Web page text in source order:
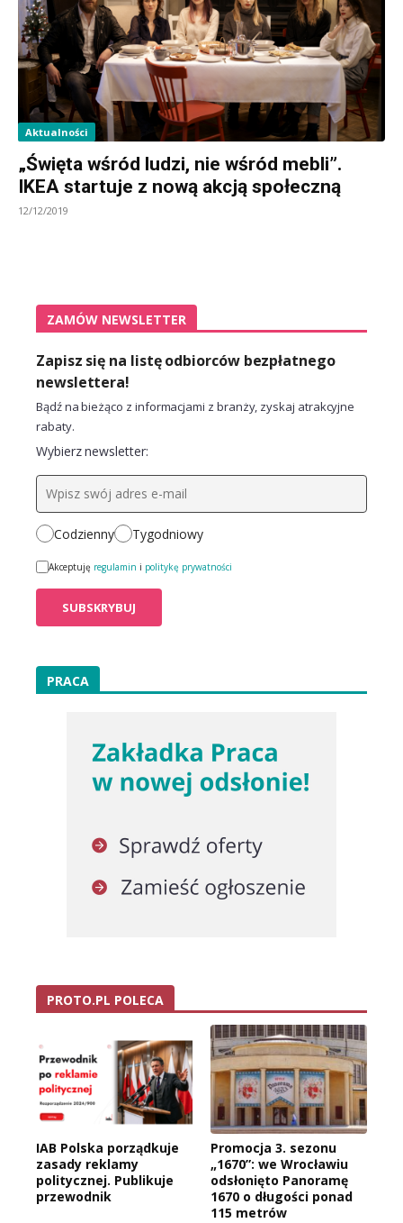
Aktualności
„Święta wśród ludzi, nie wśród mebli”.
IKEA startuje z nową akcją społeczną
12/12/2019
ZAMÓW NEWSLETTER
Zapisz się na listę odbiorców bezpłatnego
newslettera!
Bądź na bieżąco z informacjami z branży, zyskaj atrakcyjne
rabaty.
Wybierz newsletter:
Codzienny Tygodniowy
Akceptuję regulamin i politykę prywatności
PRACA
PROTO.PL POLECA
IAB Polska porządkuje
zasady reklamy
politycznej. Publikuje
przewodnik
Promocja 3. sezonu
„1670”: we Wrocławiu
odsłonięto Panoramę
1670 o długości ponad
115 metrów